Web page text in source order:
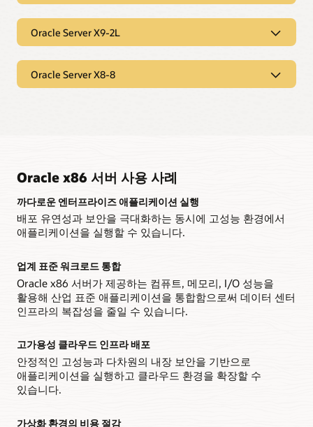
신뢰할 수 있는 부팅으로 취약점 제거
신뢰할 수 있는 부트 Oracle ILOM은 시작 시 악성 펌웨어로부터
통합 진단으로 가동 시간 증가
X8 및 X9 ILOM에 내장되고 Oracle Linux 및 Oracle Solaris 운영
제공합니다.
Oracle 설계를 통해 변조 감소
공급망의 완전한 제어를 통해 고객 데이터 센터에 서버가
설치되기 전에 장치 변조를 방지할 수 있습니다.
가용성을 높이는 제로 다운타임 패치
Ksplice 기술이 적용된 Oracle Linux는 고객이 다운타임 없이
해줍니다.
데이터 시트: Ksplice(PDF)
선택 가능한 운영 체제, 가상화, 시스템 관리 소프트웨어가 추가
비용 없이 제공되어 고객의 TCO를 줄여줍니다.
통합으로 복잡성 제거
최대 192개의 프로세서 코어, 6TB 메모리, 128GB/초의 I/O
대역폭을 통해 더 적은 수의 고성능 시스템에서 워크로드를
통합하여 데이터 센터 복잡성을 줄일 수 있습니다.
향상된 냉각 기능으로 장애 감소
첨단 냉각 기술이 내부 구성 요소의 온도를 최적화하기 때문에,
IT 직원들은 과열로 인한 시스템 중단에 대한 우려를 덜 수
있습니다.
IT 직원은 핫 플러그형 구성 요소를 통해 애플리케이션을
중단하지 않고 유지 관리를 수행할 수 있습니다.
단일 벤더 지원으로 생산성 향상
시간을 단축할 수 있습니다.
컴퓨팅 집약적인 워크로드를 위한 성능
Oracle Server X9-2의 고밀도 덕분에 IT 팀은 컴퓨트 집약적
워크로드를 효율적으로 지원하고 고성능 빌딩 블록을 사용해
프라이빗 또는 퍼블릭 클라우드를 생성할 수 있습니다.
밀도를 높여 컴퓨팅 집약적인 애플리케이션 가속화
단일 랙에 2,600개 이상의 코어와 84TB의 메모리로 배포할 수
있어 고객의 소규모 데이터 센터에서 컴퓨팅 집약적인
애플리케이션을 가속화할 수 있습니다.
플래시 스토리지로 성능 향상
스토리지 드라이브를 통해 고객의 애플리케이션 속도를
Oracle ILOM으로 보안 강화
기본 내장된 Oracle ILOM 장애 진단 및 격리는 펌웨어 보안을
데이터시트: Oracle Server X9-2(PDF)
자주 묻는 질문: Oracle Server X9-2(PDF)
기술 개요: Oracle Server X9-2 아키텍처(PDF)
Oracle Server X9-2L
엔터프라이즈 워크로드를 위한 유연성
Oracle Server X9-2L의 스토리지 집약적 구성 덕분에 고객은
132.8TB의 고대역폭 NVMe 플래시 스토리지 또는 216TB의
디스크 스토리지를 갖춘 2개의 Intel® Xeon® 프로세서는
통합을 단순화해 주는 구성 가능한 I/O
최대 576GB/초의 양방향 I/O 대역폭을 갖춘 10개의 PCIe 4.0
있습니다.
Oracle ILOM으로 보안 강화
기본 내장된 Oracle ILOM 5 장애 진단 및 격리는 펌웨어 보안을
극대화하고 고객 데이터 센터에 대한 악의적 공격을
데이터시트: Oracle Server X9-2L(PDF)
자주 묻는 질문: Oracle Server X9-2L(PDF)
Oracle Server X8-8
구성 옵션으로 유연성 향상
192개의 Intel® Xeon® CPU 코어가 있는 하나의 8소켓 시스템
또는 96개의 코어가 있는 2개의 4소켓 시스템을 각각 소형 5U
폼팩터에 배포하는 두 가지 구성 옵션을 통해 고객은 데이터
대용량 메모리로 통합 향상
최대 6TB 메모리와 1TB/초 메모리 대역폭으로 애플리케이션
워크로드를 효율적으로 통합하거나 매우 큰 메모리 설치 공간을
필요로 하는 인 메모리 데이터베이스 및 애플리케이션을 실행할
I/O 집약적 애플리케이션의 속도를 끌어올리는 고대역폭
최대 384GB/초의 I/O 대역폭을 통해 인 메모리 워크로드를
빠르게 로드 및 저장하고 다중 TB 스토리지 기반 데이터 세트를
처리할 수 있습니다.
Oracle x86 서버 사용 사례
까다로운 엔터프라이즈 애플리케이션 실행
배포 유연성과 보안을 극대화하는 동시에 고성능 환경에서
애플리케이션을 실행할 수 있습니다.
업계 표준 워크로드 통합
Oracle x86 서버가 제공하는 컴퓨트, 메모리, I/O 성능을
활용해 산업 표준 애플리케이션을 통합함으로써 데이터 센터
인프라의 복잡성을 줄일 수 있습니다.
고가용성 클라우드 인프라 배포
안정적인 고성능과 다차원의 내장 보안을 기반으로
애플리케이션을 실행하고 클라우드 환경을 확장할 수
있습니다.
가상화 환경의 비용 절감